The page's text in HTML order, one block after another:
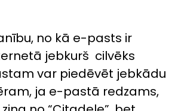
no kā e-pasts ir
jebkurš cilvēks
var piedēvēt jebkādu
ja e-pastā redzams,